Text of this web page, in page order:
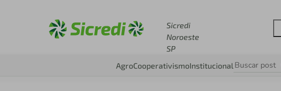
Sicredi
Noroeste
SP
AgroCooperativismoInstitucional